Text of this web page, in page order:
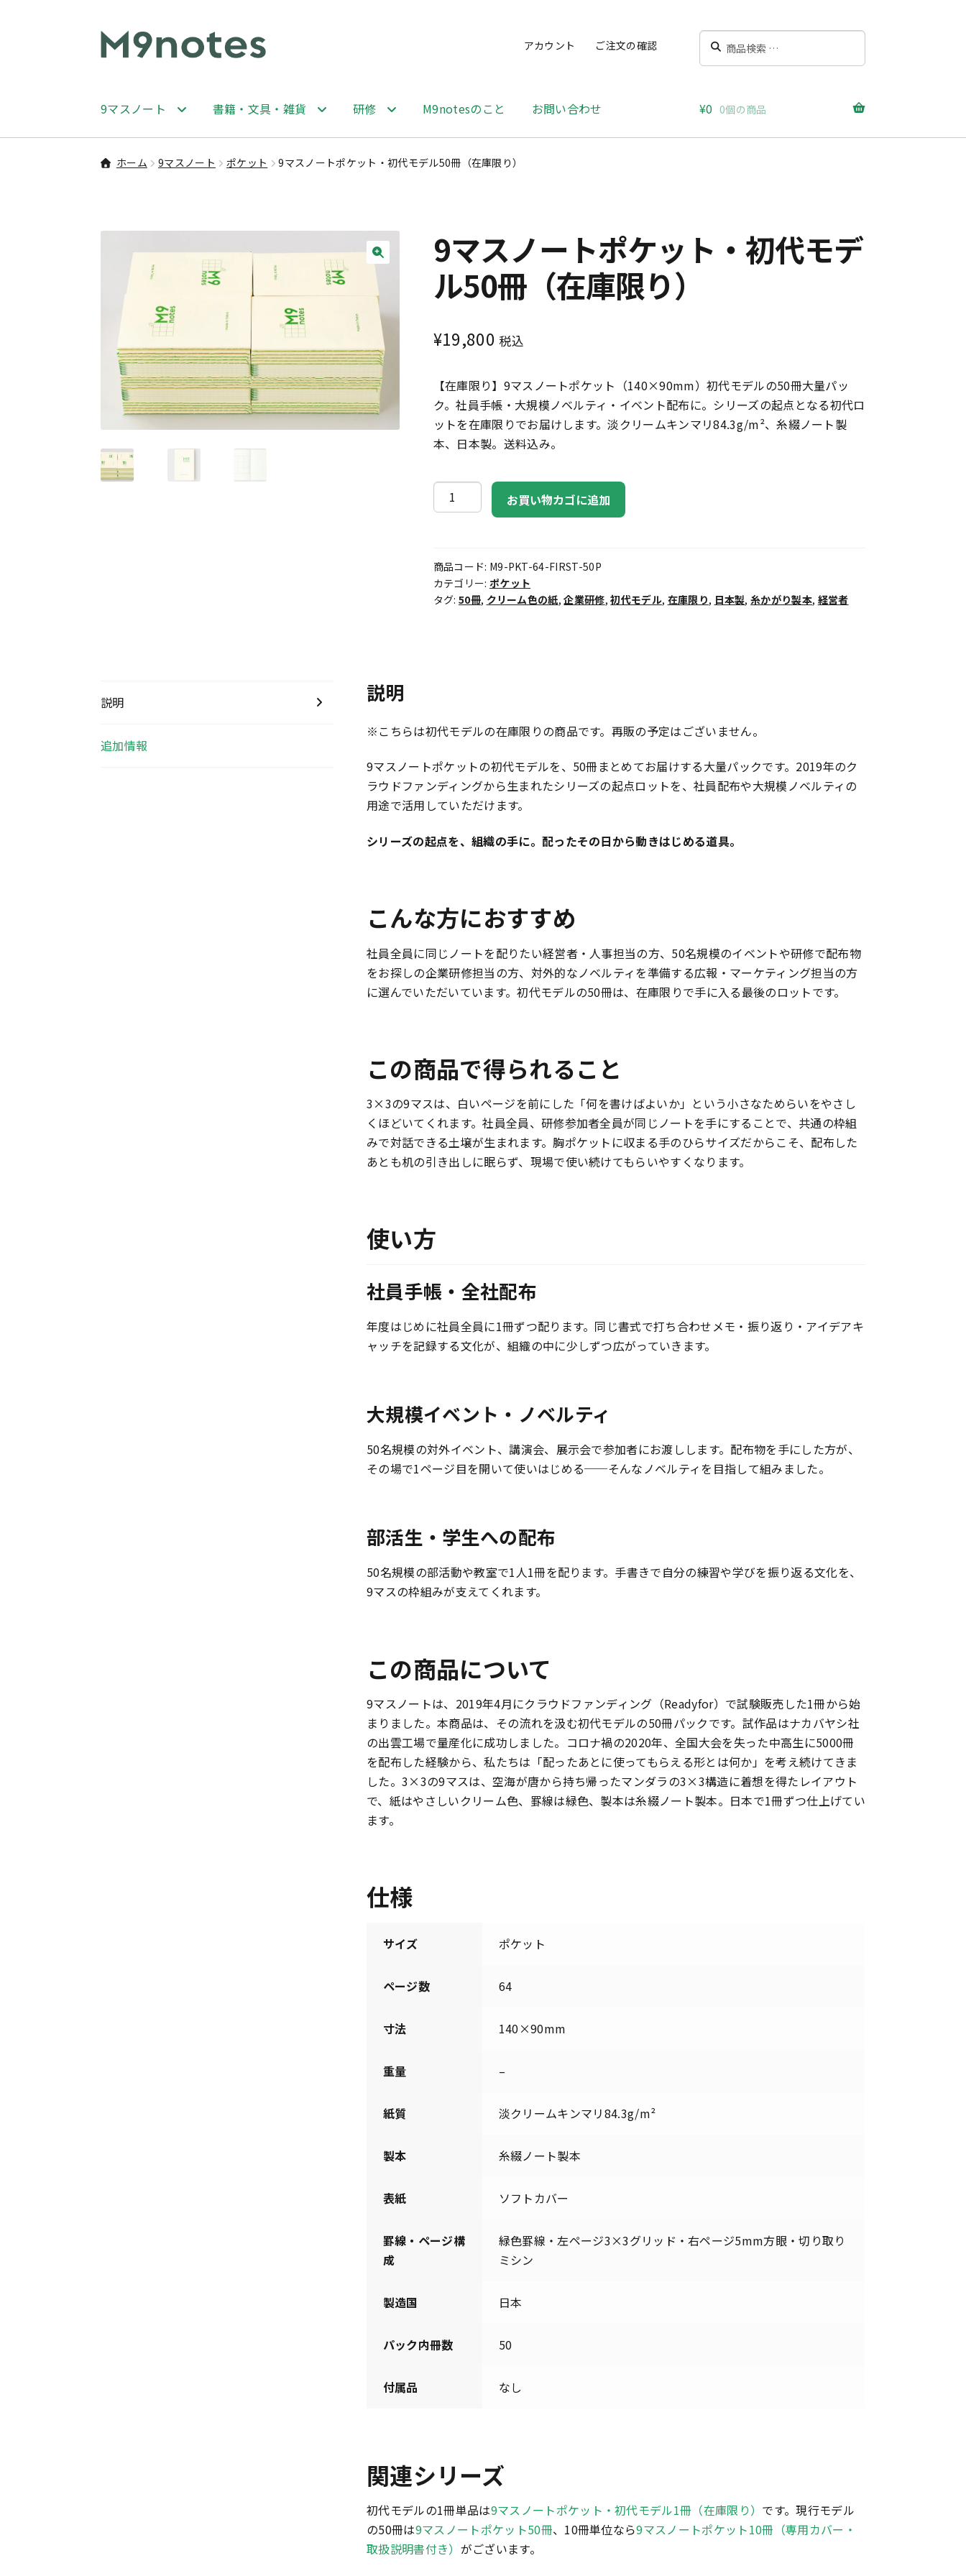
ナ
ビ
シ
ョ
ン
ッ
コ
ン
ツ
へ
ス
アカウント ご注文の確認
検
対
検
9マスノート 書籍・文具・雑貨 研修 M9notesのこと お問い合わせ ¥0 0個の商品
ホーム 9マスノート ポケット 9マスノートポケット・初代モデル50冊（在庫限り）
🔍
9マスノートポケット・初代モデ
ル50冊（在庫限り）
¥19,800 税込
【在庫限り】9マスノートポケット（140×90mm）初代モデルの50冊大量パッ
ク。社員手帳・大規模ノベルティ・イベント配布に。シリーズの起点となる初代ロ
ットを在庫限りでお届けします。淡クリームキンマリ84.3g/m²、糸綴ノート製
本、日本製。送料込み。
9
マ
ー
ト
ポ
モ
デ
ル
50
冊
庫
お買い物カゴに追加
商品コード: M9-PKT-64-FIRST-50P
カテゴリー: ポケット
タグ: 50冊, クリーム色の紙,企業研修,初代モデル, 在庫限り, 日本製,糸かがり製本, 経営者
説明
追加情報
説明
※こちらは初代モデルの在庫限りの商品です。再販の予定はございません。
9マスノートポケットの初代モデルを、50冊まとめてお届けする大量パックです。2019年のク
ラウドファンディングから生まれたシリーズの起点ロットを、社員配布や大規模ノベルティの
用途で活用していただけます。
シリーズの起点を、組織の手に。配ったその日から動きはじめる道具。
こんな方におすすめ
社員全員に同じノートを配りたい経営者・人事担当の方、50名規模のイベントや研修で配布物
をお探しの企業研修担当の方、対外的なノベルティを準備する広報・マーケティング担当の方
に選んでいただいています。初代モデルの50冊は、在庫限りで手に入る最後のロットです。
この商品で得られること
3×3の9マスは、白いページを前にした「何を書けばよいか」という小さなためらいをやさし
くほどいてくれます。社員全員、研修参加者全員が同じノートを手にすることで、共通の枠組
みで対話できる土壌が生まれます。胸ポケットに収まる手のひらサイズだからこそ、配布した
あとも机の引き出しに眠らず、現場で使い続けてもらいやすくなります。
使い方
社員手帳・全社配布
年度はじめに社員全員に1冊ずつ配ります。同じ書式で打ち合わせメモ・振り返り・アイデアキ
ャッチを記録する文化が、組織の中に少しずつ広がっていきます。
大規模イベント・ノベルティ
50名規模の対外イベント、講演会、展示会で参加者にお渡しします。配布物を手にした方が、
その場で1ページ目を開いて使いはじめる──そんなノベルティを目指して組みました。
部活生・学生への配布
50名規模の部活動や教室で1人1冊を配ります。手書きで自分の練習や学びを振り返る文化を、
9マスの枠組みが支えてくれます。
この商品について
9マスノートは、2019年4月にクラウドファンディング（Readyfor）で試験販売した1冊から始
まりました。本商品は、その流れを汲む初代モデルの50冊パックです。試作品はナカバヤシ社
の出雲工場で量産化に成功しました。コロナ禍の2020年、全国大会を失った中高生に5000冊
を配布した経験から、私たちは「配ったあとに使ってもらえる形とは何か」を考え続けてきま
した。3×3の9マスは、空海が唐から持ち帰ったマンダラの3×3構造に着想を得たレイアウト
で、紙はやさしいクリーム色、罫線は緑色、製本は糸綴ノート製本。日本で1冊ずつ仕上げてい
ます。
仕様
サイズ ポケット
ページ数 64
寸法 140×90mm
重量 –
紙質 淡クリームキンマリ84.3g/m²
製本 糸綴ノート製本
表紙 ソフトカバー
罫線・ページ構
成
緑色罫線・左ページ3×3グリッド・右ページ5mm方眼・切り取り
ミシン
製造国 日本
パック内冊数 50
付属品 なし
関連シリーズ
初代モデルの1冊単品は9マスノートポケット・初代モデル1冊（在庫限り） です。現行モデル
の50冊は9マスノートポケット50冊、10冊単位なら9マスノートポケット10冊（専用カバー・
取扱説明書付き） がございます。